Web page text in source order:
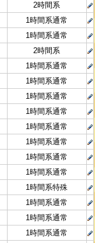
2時間系
1時間系通常
1時間系通常
2時間系
1時間系通常
1時間系通常
1時間系通常
1時間系通常
1時間系通常
1時間系通常
1時間系通常
1時間系通常
1時間系特殊
1時間系通常
1時間系通常
1時間系通常